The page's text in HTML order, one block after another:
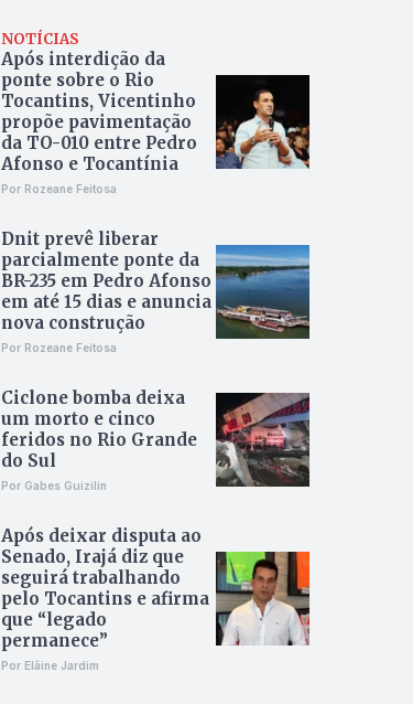
NOTÍCIAS
Após interdição da
ponte sobre o Rio
Tocantins, Vicentinho
propõe pavimentação
da TO-010 entre Pedro
Afonso e Tocantínia
Por Rozeane Feitosa
Dnit prevê liberar
parcialmente ponte da
BR-235 em Pedro Afonso
em até 15 dias e anuncia
nova construção
Por Rozeane Feitosa
Ciclone bomba deixa
um morto e cinco
feridos no Rio Grande
do Sul
Por Gabes Guizilin
Após deixar disputa ao
Senado, Irajá diz que
seguirá trabalhando
pelo Tocantins e afirma
que “legado
permanece”
Por Elâine Jardim